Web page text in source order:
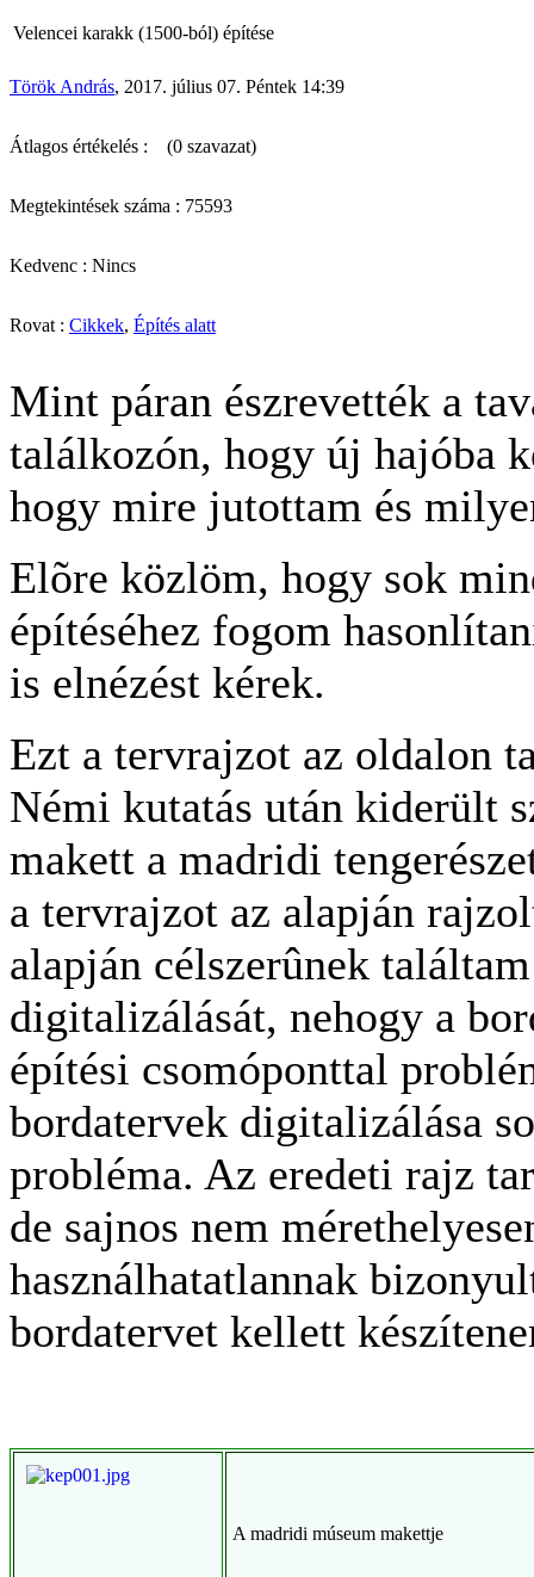
Velencei karakk (1500-ból) építése
Török András, 2017. július 07. Péntek 14:39
Átlagos értékelés : (0 szavazat)
Megtekintések száma : 75593
Kedvenc : Nincs
Rovat : Cikkek, Építés alatt
Mint páran észrevették a
találkozón, hogy új hajóba
hogy mire jutottam és
Elõre közlöm, hogy sok
építéséhez fogom
is elnézést kérek.
Ezt a tervrajzot az oldalon
Némi kutatás után kiderült
makett a madridi
a tervrajzot az alapján
alapján célszerûnek
digitalizálását, nehogy a
építési csomóponttal
bordatervek digitalizálása
probléma. Az eredeti rajz
de sajnos nem
használhatatlannak
bordatervet kellett
A madridi múseum makettje